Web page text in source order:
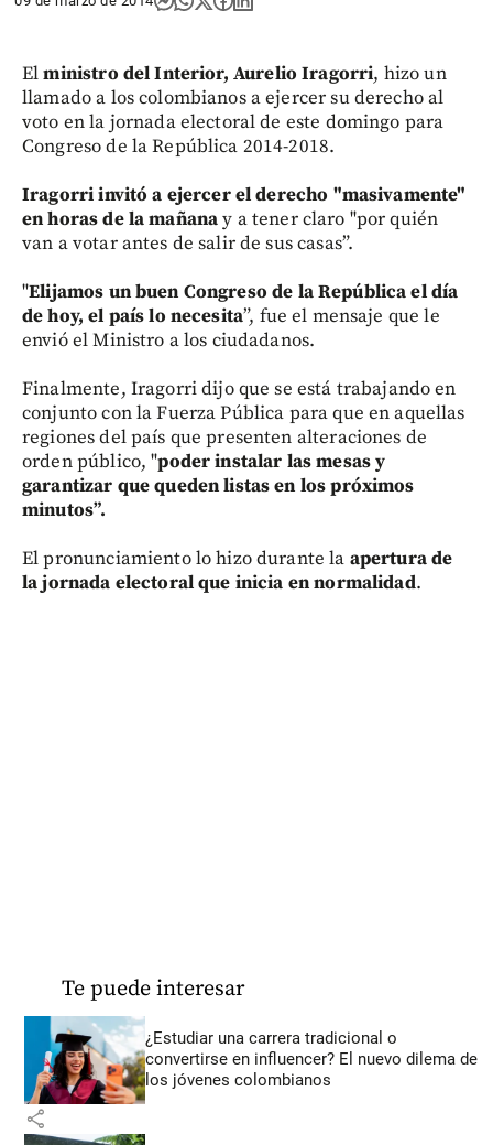
Elministro del Interior, Aurelio Iragorri, hizo un
llamado a los colombianos a ejercer su derecho al
voto en la jornada electoral de este domingo para
Congreso de la República 2014-2018.
Iragorri invitó a ejercer el derecho "masivamente"
en horas de la mañanay a tener claro "por quién
van a votar antes de salir de sus casas”.
"Elijamos un buen Congreso de la República el día
de hoy, el país lo necesita”, fue el mensaje que le
envió el Ministro a los ciudadanos.
Finalmente, Iragorri dijo que se está trabajando en
conjunto con la Fuerza Pública para que en aquellas
regiones del país que presenten alteraciones de
orden público, "poder instalar las mesas y
garantizar que queden listas en los próximos
minutos”.
El pronunciamiento lo hizo durante la apertura de
la jornada electoral que inicia en normalidad.
Te puede interesar
¿Estudiar una carrera tradicional o
convertirse en influencer? El nuevo dilema de
los jóvenes colombianos
share